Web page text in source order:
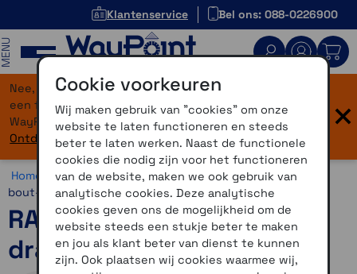
Klantenservice Bel ons: 088-0226900
Nee, je bent niet verdwaald! Onze website heeft
een flinke upgrade gekregen. Dezelfde vertrouwde
WayPoint-service, maar dan in een modern jasje.
Ontdek hier wat er allemaal nieuw is.
×
Home >Motor >Montage >RAM Mounts >Schroefbare
bout- en camerabevestigingen
RAM-Mount bol met
draadeind
Cookie voorkeuren
Wij maken gebruik van "cookies" om onze
website te laten functioneren en steeds
beter te laten werken. Naast de functionele
cookies die nodig zijn voor het functioneren
van de website, maken we ook gebruik van
analytische cookies. Deze analytische
cookies geven ons de mogelijkheid om de
website steeds een stukje beter te maken
en jou als klant beter van dienst te kunnen
zijn. Ook plaatsen wij cookies waarmee wij,